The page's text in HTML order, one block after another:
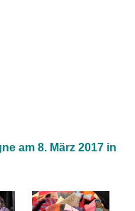
am 8. März 2017 in